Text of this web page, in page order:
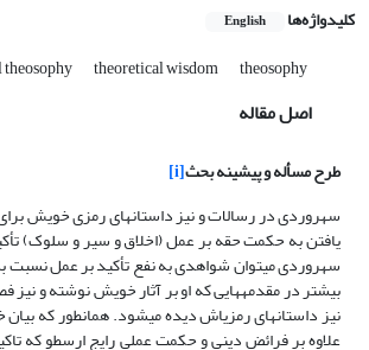
کلیدواژه‌ها English
theoretical wisdom theosophy
اصل مقاله
طرح مسأله و پیشینه بحث[i]
سهروردی در رسالات و نیز داستان­های رمزی خویش
یافتن به حکمت حقه بر عمل (اخلاق و سیر و سلوک)
سهروردی می­توان شواهدی به نفع تأکید بر عمل نسبت
بیشتر در مقدمه­هایی که او بر آثار خویش نوشته و نیز
نیز داستان­های رمزی­اش دیده می­شود. همان­طور که
علاوه بر فرائض دینی و حکمت عملی رایج ارسطو که